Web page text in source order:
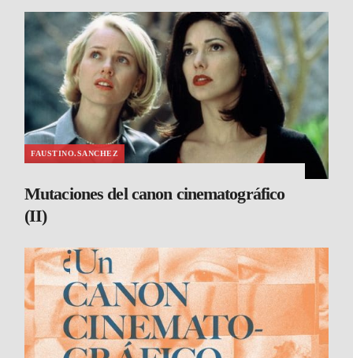
FAUSTINO.SANCHEZ
Mutaciones del canon cinematográfico
(II)